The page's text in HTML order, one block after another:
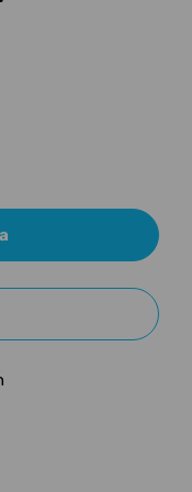
AMPEG
BAJO